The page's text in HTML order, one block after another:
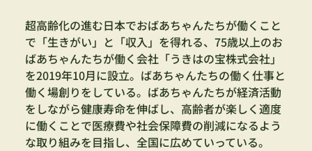
超高齢化の進む日本でおばあちゃんたちが働くこと
で「生きがい」と「収入」を得れる、75歳以上のお
ばあちゃんたちが働く会社「うきはの宝株式会社」
を2019年10月に設立。ばあちゃんたちの働く仕事と
働く場創りをしている。ばあちゃんたちが経済活動
をしながら健康寿命を伸ばし、高齢者が楽しく適度
に働くことで医療費や社会保障費の削減になるよう
な取り組みを目指し、全国に広めていっている。